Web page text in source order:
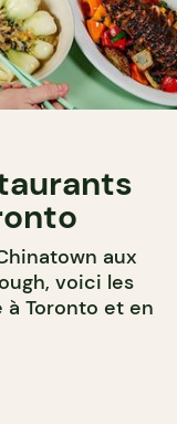
aux
voici les
Toronto et en